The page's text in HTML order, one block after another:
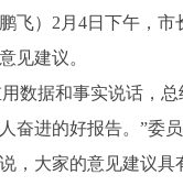
鹏飞）2月4日下午，
见建议。
数据和事实说话，
奋进的好报告。”委
，大家的意见建议具